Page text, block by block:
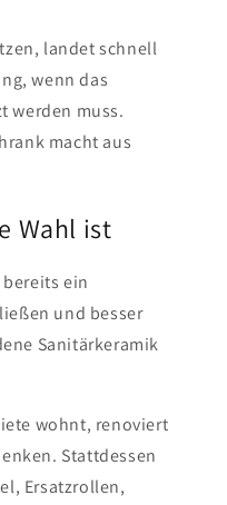
landet schnell
wenn das
werden muss.
macht aus
Wahl ist
ein
und besser
Sanitärkeramik
wohnt, renoviert
Stattdessen
Ersatzrollen,